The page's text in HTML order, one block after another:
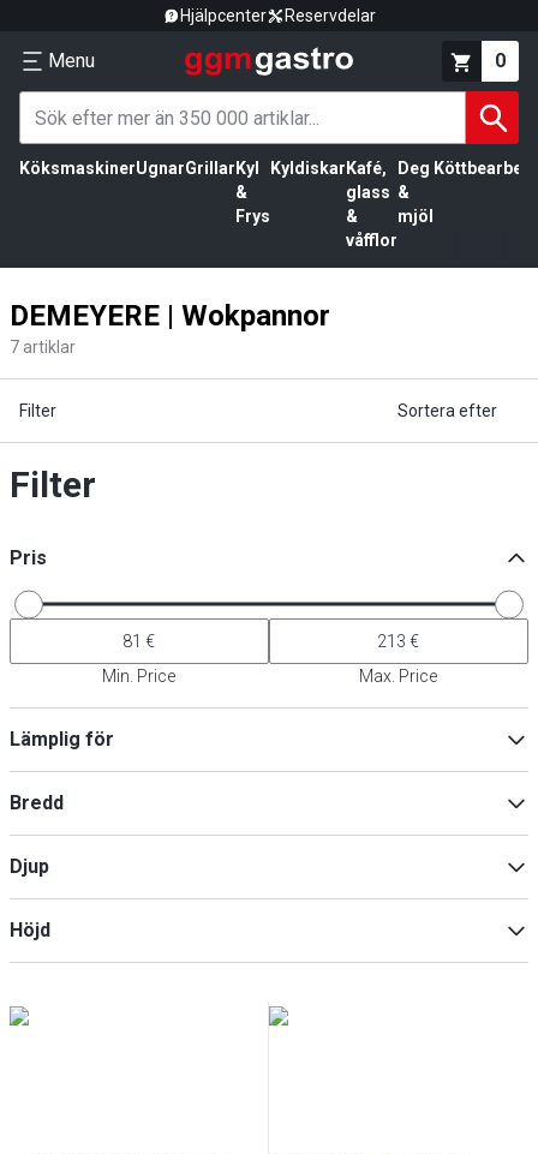
Hjälpcenter Reservdelar
Menu 0
KöksmaskinerUgnarGrillar Kyl
&
Frys
Kyldiskar Kafé,
glass
&
våfflor
Deg
&
mjöl
DEMEYERE | Wokpannor
7 artiklar
Filter Sortera efter
Filter
Pris
Min. Price Max. Price
Lämplig för
Induktion
Glas-keramik
Bredd
Djup
Höjd